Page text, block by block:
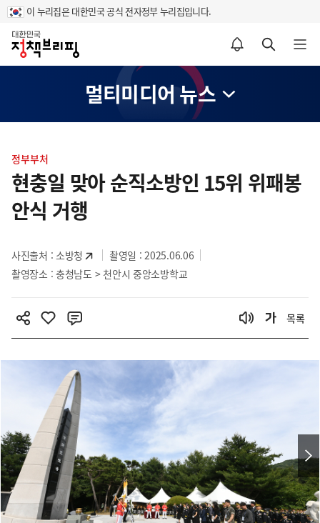
이 누리집은 대한민국 공식 전자정부 누리집입니다.
홈
알림설정 바로가기 검색 바로가기 메뉴 열기
멀티미디어 뉴스
텐
츠
역
정부부처
현충일 맞아 순직소방인 15위 위패봉
안식 거행
사진출처 :소방청
촬영일 : 2025.06.06
촬영장소 : 충청남도 > 천안시 중앙소방학교
목록